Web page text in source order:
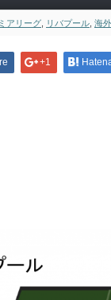
アリーグ リバプール 海
+1